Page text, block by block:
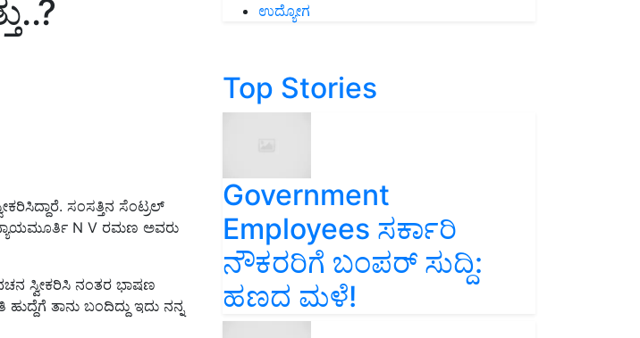
ಸಂಸತ್ತಿನ ಸೆಂಟ್ರಲ್‌
ನ್ಯಾಯಮೂರ್ತಿ N V ರಮಣ ಅವರು
ಸ್ವೀಕರಿಸಿ ನಂತರ ಭಾಷಣ
ತಾನು ಬಂದಿದ್ದು ಇದು ನನ್ನ
ಉದ್ಯೋಗ
Top Stories
Government
Employees ಸರ್ಕಾರಿ
ನೌಕರರಿಗೆ ಬಂಪರ್‌ ಸುದ್ದಿ:
ಹಣದ ಮಳೆ!